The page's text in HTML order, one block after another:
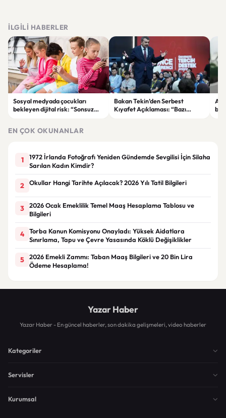
İLGILI HABERLER
Sosyal medyada çocukları
bekleyen dijital risk: “Sonsuz
Bakan Tekin’den Serbest
Kıyafet Açıklaması: “Bazı
EN ÇOK OKUNANLAR
1
1972 İrlanda Fotoğrafı Yeniden Gündemde Sevgilisi İçin Silaha
Sarılan Kadın Kimdir?
2 Okullar Hangi Tarihte Açılacak? 2026 Yılı Tatil Bilgileri
3
2026 Ocak Emeklilik Temel Maaş Hesaplama Tablosu ve
Bilgileri
4
Torba Kanun Komisyonu Onayladı: Yüksek Aidatlara
Sınırlama, Tapu ve Çevre Yasasında Köklü Değişiklikler
5
2026 Emekli Zammı: Taban Maaş Bilgileri ve 20 Bin Lira
Ödeme Hesaplama!
Yazar Haber
Yazar Haber - En güncel haberler, son dakika gelişmeleri, video haberler
Kategoriler
Servisler
Kurumsal